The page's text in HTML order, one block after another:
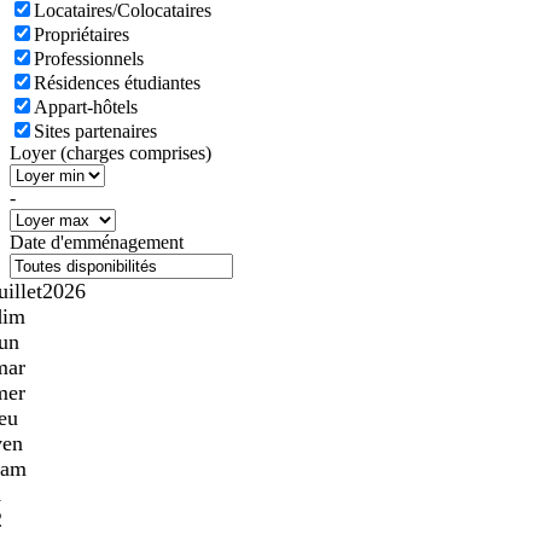
Locataires/Colocataires
Propriétaires
Professionnels
Résidences étudiantes
Appart-hôtels
Sites partenaires
Loyer (charges comprises)
-
Date d'emménagement
2026